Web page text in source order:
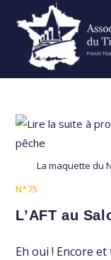
content
La maquette du
N°75
L’AFT au
Eh oui ! Encore